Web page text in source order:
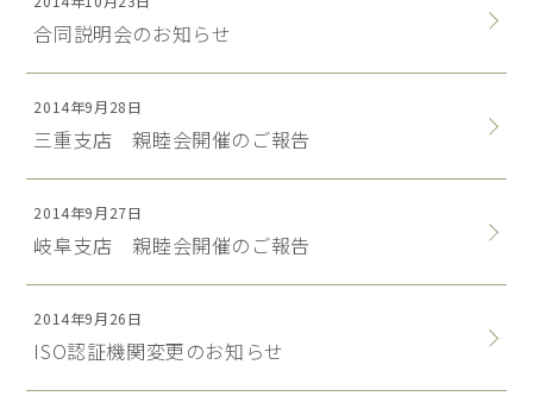
合同説明会のお知らせ
2014年9月28日
三重支店 親睦会開催のご報告
2014年9月27日
岐阜支店 親睦会開催のご報告
2014年9月26日
ISO認証機関変更のお知らせ